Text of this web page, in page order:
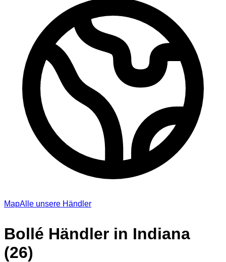
MapAlle unsere Händler
Bollé Händler in Indiana
(26)